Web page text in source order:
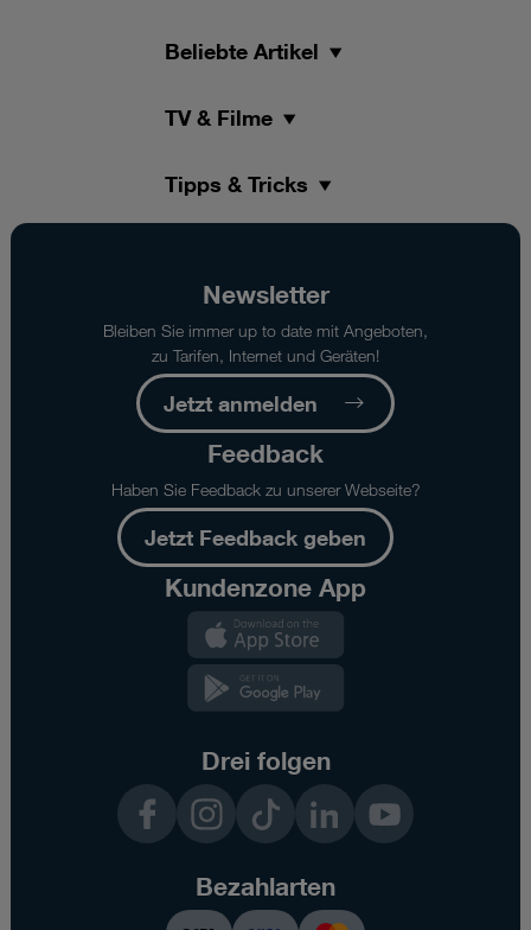
Beliebte Artikel
TV & Filme
Tipps & Tricks
Newsletter
Bleiben Sie immer up to date mit Angeboten,
zu Tarifen, Internet und Geräten!
Jetzt anmelden
Feedback
Haben Sie Feedback zu unserer Webseite?
Jetzt Feedback geben
Kundenzone App
Drei folgen
InstagramTikTok LinkedIn YouTube
Bezahlarten